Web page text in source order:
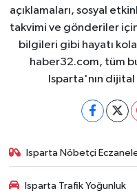
açıklamaları, sosyal
takvimi ve gönderiler
bilgileri gibi hayatı
haber32.com, tüm
Isparta'nın dijital
Isparta Nöbetçi
Isparta Trafik Yoğunluk